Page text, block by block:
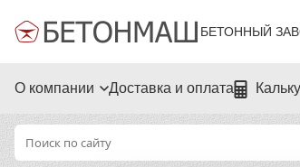
БЕТОННЫЙ
О компании Доставка и оплата